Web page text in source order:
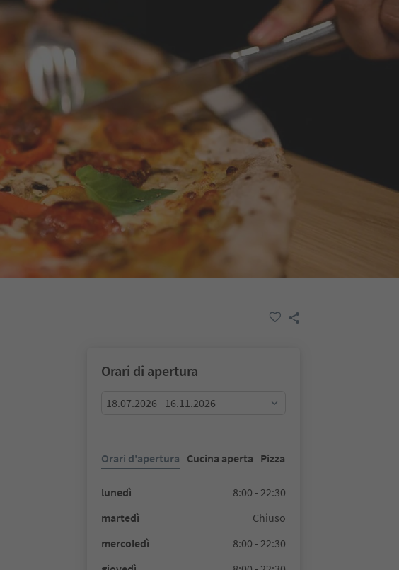
Orari di apertura
18.07.2026 - 16.11.2026
Orari d'apertura Cucina aperta Pizza
lunedì
8:00 - 22:30
martedì
Chiuso
mercoledì
8:00 - 22:30